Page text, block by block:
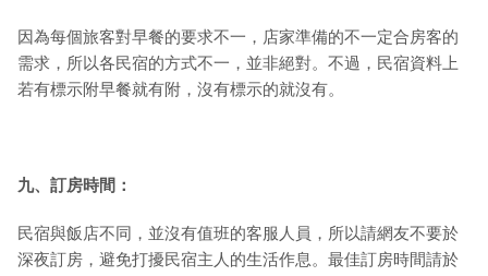
因為每個旅客對早餐的要求不一，店家準備的不一定合房客的
需求，所以各民宿的方式不一，並非絕對。不過，民宿資料上
若有標示附早餐就有附，沒有標示的就沒有。
九、訂房時間：
民宿與飯店不同，並沒有值班的客服人員，所以請網友不要於
深夜訂房，避免打擾民宿主人的生活作息。最佳訂房時間請於